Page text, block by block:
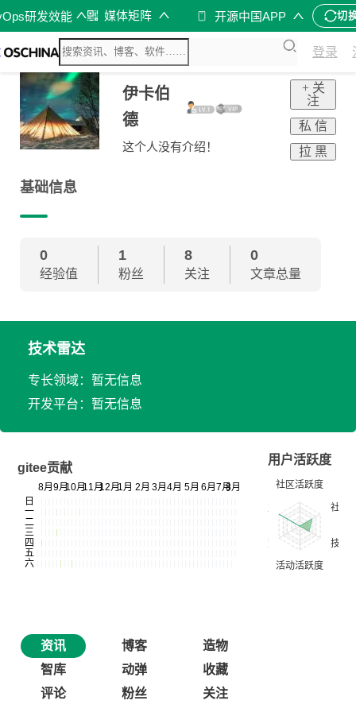
研发效能 媒体矩阵 开源中国APP 切
登录
伊卡伯
德
这个人没有介绍！
+ 关
注
私 信
拉 黑
基础信息
0
经验值
1
粉丝
8
关注
0
文章总量
技术雷达
专长领域：暂无信息
开发平台：暂无信息
gitee贡献
用户活跃度
资讯 博客
造物
智库
动弹
收藏
评论
粉丝 关注